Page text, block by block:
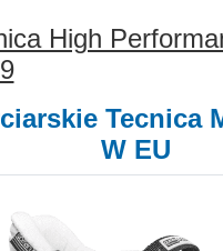
High
Tecnica
W EU